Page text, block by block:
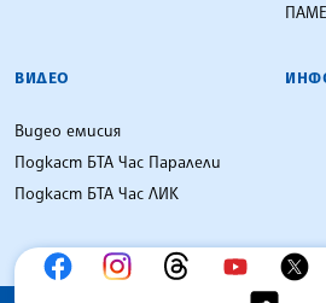
ВИДЕО
Видео емисия
Подкаст БТА Час Паралели
Подкаст БТА Час ЛИК